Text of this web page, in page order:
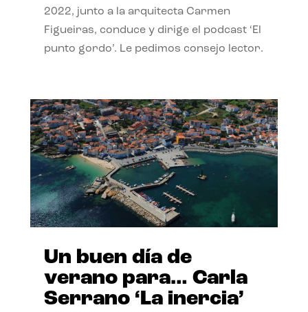
2022, junto a la arquitecta Carmen
Figueiras, conduce y dirige el podcast ‘El
punto gordo’. Le pedimos consejo lector.
Un buen día de
verano para… Carla
Serrano ‘La inercia’